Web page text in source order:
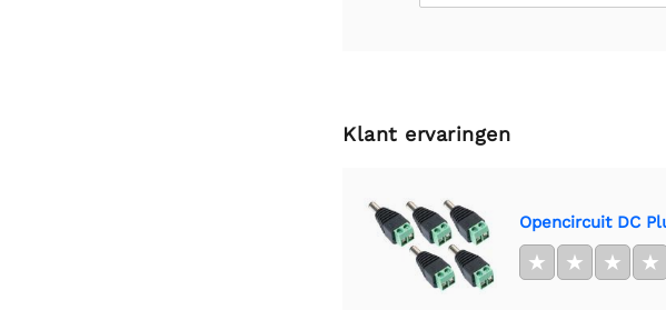
Klant ervaringen
Opencircuit DC
★ ★ ★ ★